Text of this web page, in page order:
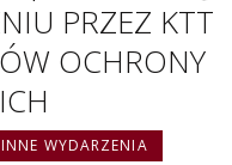
PRZEZ KTT
OCHRONY
INNE WYDARZENIA